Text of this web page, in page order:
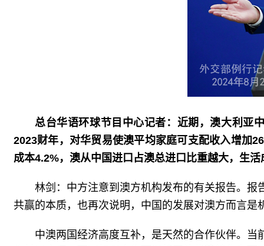
总台华语环球节目中心记者：近期，澳大利亚
2023财年，对华贸易使澳平均家庭可支配收入增加
成本4.2%，澳从中国进口占澳总进口比重越大，生
林剑：中方注意到澳方机构发布的有关报告。
共赢的本质，也再次说明，中国的发展对澳方而言是
中澳两国经济高度互补，是天然的合作伙伴。